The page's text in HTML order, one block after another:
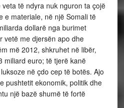
të ndyra nuk nguron ta çojë
e materiale, në një Somali të
dollarë nga burimet
vetë me djersën apo dhe
më 2012, shkruhet në libër,
miliard euro; të tjerë kanë
në çdo cep të botës. Ajo
pushtetit ekonomik, politik dhe
një bazë shumë të fortë